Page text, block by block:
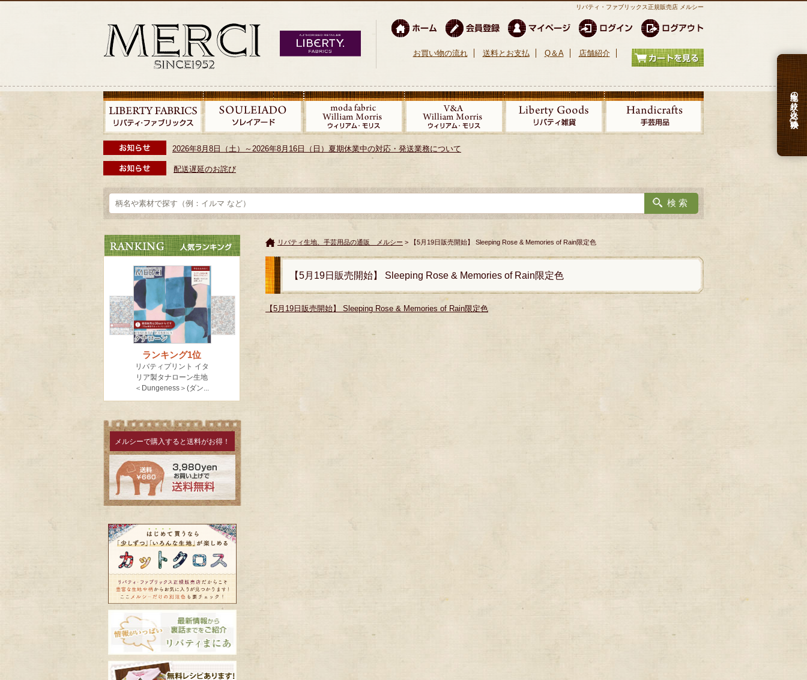
リバティ・ファブリックス正規販売店 メルシー
お買い物の流れ 送料とお支払 Q＆A 店舗紹介
2026年8月8日（土）～2026年8月16日（日）夏期休業中の対応・発送業務について
配送遅延のお詫び
生地の絞り込み検索
メルシーで購入すると送料がお得！
リバティ生地、手芸用品の通販 メルシー > 【5月19日販売開始】 Sleeping Rose & Memories of Rain限定色
【5月19日販売開始】 Sleeping Rose & Memories of Rain限定色
【5月19日販売開始】 Sleeping Rose & Memories of Rain限定色